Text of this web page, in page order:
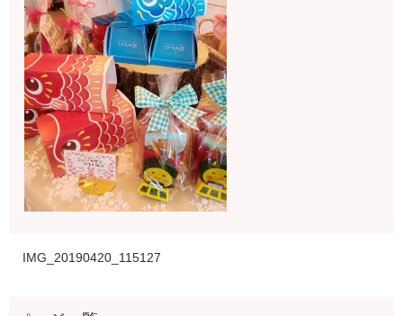
IMG_20190420_115127